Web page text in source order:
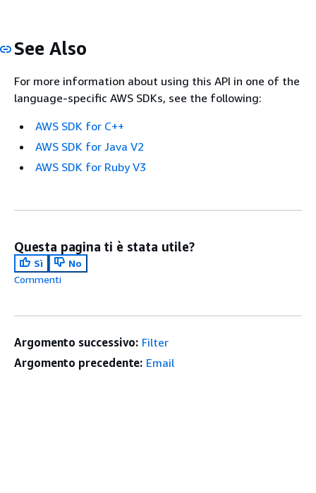
See Also
For more information about using this API in one of the
language-specific AWS SDKs, see the following:
AWS SDK for C++
AWS SDK for Java V2
AWS SDK for Ruby V3
Questa pagina ti è stata utile?
Sì
No
Commenti
Argomento successivo: Filter
Argomento precedente: Email